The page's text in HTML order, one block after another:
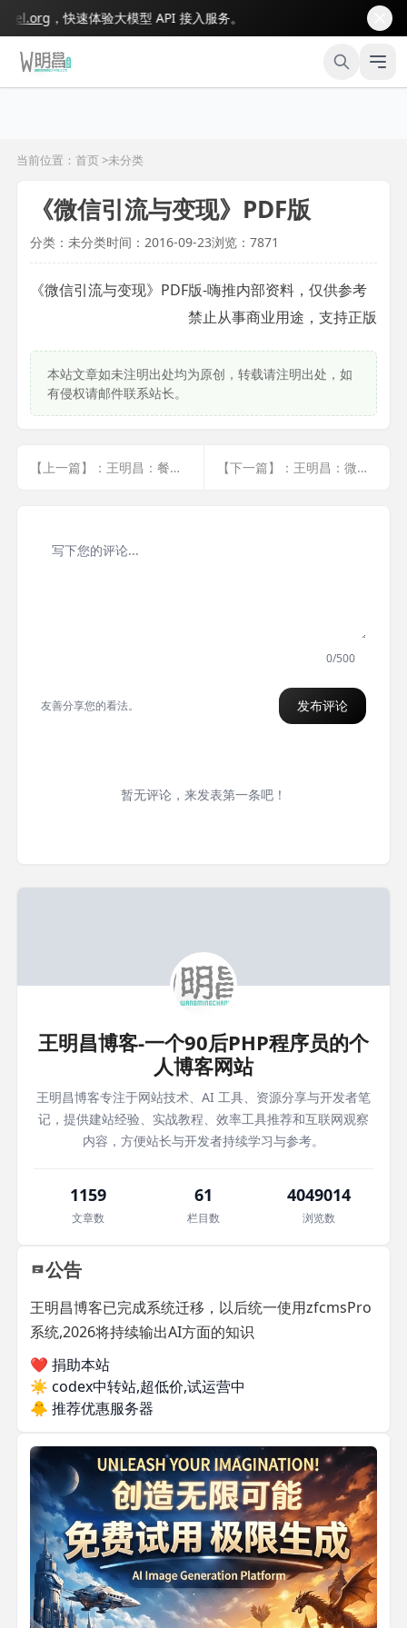
，快速体验大模型 API 接入服务。
当前位置：首页 >未分类
《微信引流与变现》PDF版
分类：未分类时间：2016-09-23浏览：7871
《微信引流与变现》PDF版-嗨推内部资料，仅供参考
禁止从事商业用途，支持正版
本站文章如未注明出处均为原创，转载请注明出处，如
有侵权请邮件联系站长。
【上一篇】：王明昌：餐厅打赏玩法分析 【下一篇】：王明昌：微商保健行业布局
0/500
友善分享您的看法。 发布评论
暂无评论，来发表第一条吧！
王明昌博客-一个90后PHP程序员的个
人博客网站
王明昌博客专注于网站技术、AI 工具、资源分享与开发者笔
记，提供建站经验、实战教程、效率工具推荐和互联网观察
内容，方便站长与开发者持续学习与参考。
1159
文章数
61
栏目数
4049014
浏览数
公告
王明昌博客已完成系统迁移，以后统一使用zfcmsPro
系统,2026将持续输出AI方面的知识
❤️ 捐助本站
☀️ codex中转站,超低价,试运营中
🐥 推荐优惠服务器